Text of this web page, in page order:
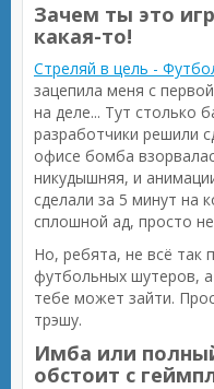
Зачем ты это
какая-то!
Стреляй в цель -
зацепила меня с
на деле... Тут столько
разработчики решили
офисе бомба
никудышняя, и
сделали за 5 минут на
сплошной ад, просто
Но, ребята, не всё так
футбольных шутеров,
тебе может зайти.
трэшу.
Имба или
обстоит с